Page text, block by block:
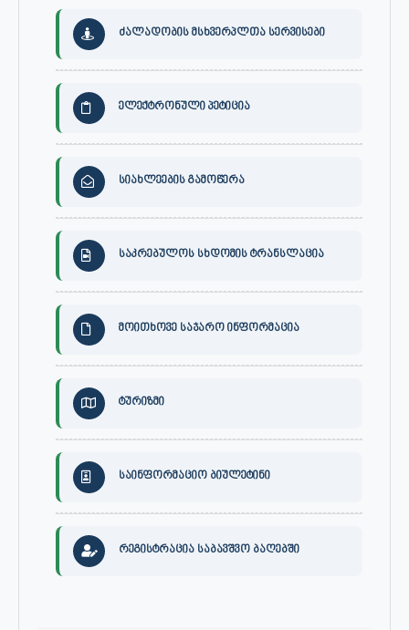
ძალადობის მსხვერპლთა სერვისები
ელექტრონული პეტიცია
სიახლეების გამოწერა
საკრებულოს სხდომის ტრანსლაცია
მოითხოვე საჯარო ინფორმაცია
ტურიზმი
საინფორმაციო ბიულეტინი
რეგისტრაცია საბავშვო ბაღებში